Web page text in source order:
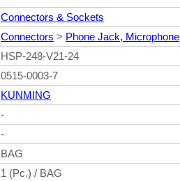
Connectors & Sockets
Connectors > Phone Jack, Microphone
HSP-248-V21-24
0515-0003-7
KUNMING
-
-
BAG
1 (Pc.) / BAG